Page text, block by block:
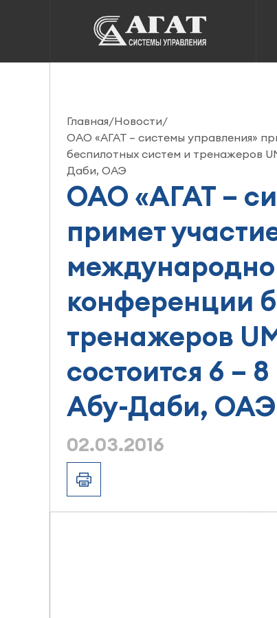
Главная/Новости/
ОАО «АГАТ – системы управления»
беспилотных систем и тренажеров
Даби, ОАЭ
ОАО «АГАТ –
примет
конференции
тренажеров
состоится 6 –
Абу-Даби, ОАЭ
02.03.2016